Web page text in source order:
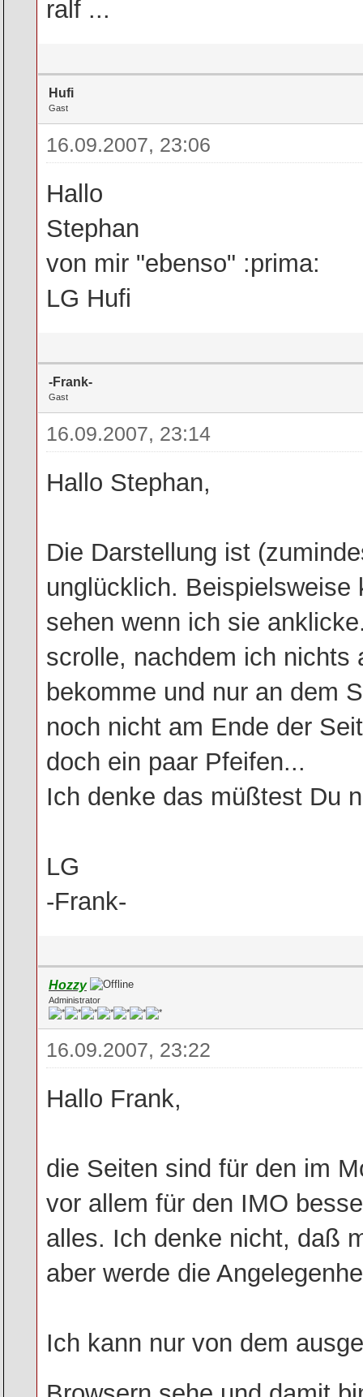
ralf ...
Hufi
Gast
16.09.2007, 23:06
Hallo
Stephan
von mir "ebenso" :prima:
LG Hufi
-Frank-
Gast
16.09.2007, 23:14
Hallo Stephan,
Die Darstellung ist
unglücklich.
sehen wenn ich sie
scrolle, nachdem ich nichts
bekomme und nur an dem
noch nicht am Ende der
doch ein paar Pfeifen...
Ich denke das müßtest Du
LG
-Frank-
Hozzy
Administrator
16.09.2007, 23:22
Hallo Frank,
die Seiten sind für den im
vor allem für den IMO
alles. Ich denke nicht, daß
aber werde die
Ich kann nur von dem